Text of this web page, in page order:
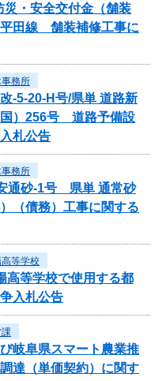
災・安全交付金（舗装
田線 舗装補修工事に
務所
-5-20-H号/県単 道路新
国）256号 道路予備設
札公告
務所
通砂-1号 県単 通常砂
（債務）工事に関する
等学校
等学校で使用する都
入札公告
課
岐阜県スマート農業推
達（単価契約）に関す